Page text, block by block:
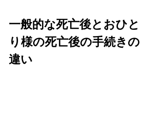
一般的な死亡後とおひと
り様の死亡後の手続きの
違い